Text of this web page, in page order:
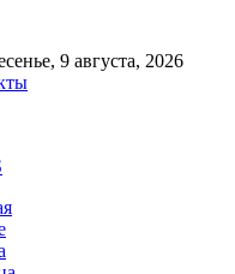
9 августа, 2026